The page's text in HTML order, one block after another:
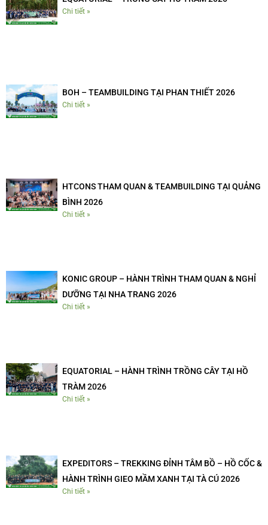
Chi tiết »
BOH – TEAMBUILDING TẠI PHAN THIẾT 2026
Chi tiết »
HTCONS THAM QUAN & TEAMBUILDING TẠI QUẢNG
BÌNH 2026
Chi tiết »
KONIC GROUP – HÀNH TRÌNH THAM QUAN & NGHỈ
DƯỠNG TẠI NHA TRANG 2026
Chi tiết »
EQUATORIAL – HÀNH TRÌNH TRỒNG CÂY TẠI HỒ
TRÀM 2026
Chi tiết »
EXPEDITORS – TREKKING ĐỈNH TÂM BỒ – HỒ CỐC &
HÀNH TRÌNH GIEO MẦM XANH TẠI TÀ CÚ 2026
Chi tiết »